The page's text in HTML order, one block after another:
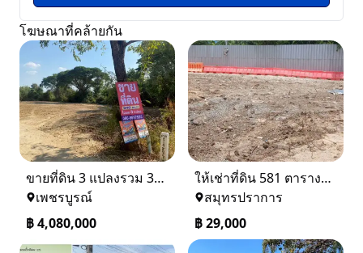
โฆษณาที่คล้ายกัน
ขายที่ดิน 3 แปลงรวม 340 ตรว ราคา ตรว. ล่ะ 12000 บาท เมืองเพชรบูรณ์
เพชรบูรณ์
฿4,080,000
ให้เช่าที่ดิน 581 ตารางวา ตรงข้างอู่ใหม่แจ็คบางหญ้าแพรก บางหัวเสือ
สมุทรปราการ
฿29,000